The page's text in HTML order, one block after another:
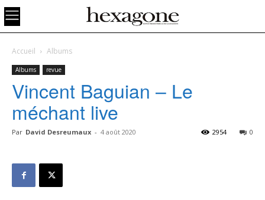
Accueil Albums
Albums revue
Vincent Baguian – Le
méchant live
Par David Desreumaux - 4 août 2020 0
2954